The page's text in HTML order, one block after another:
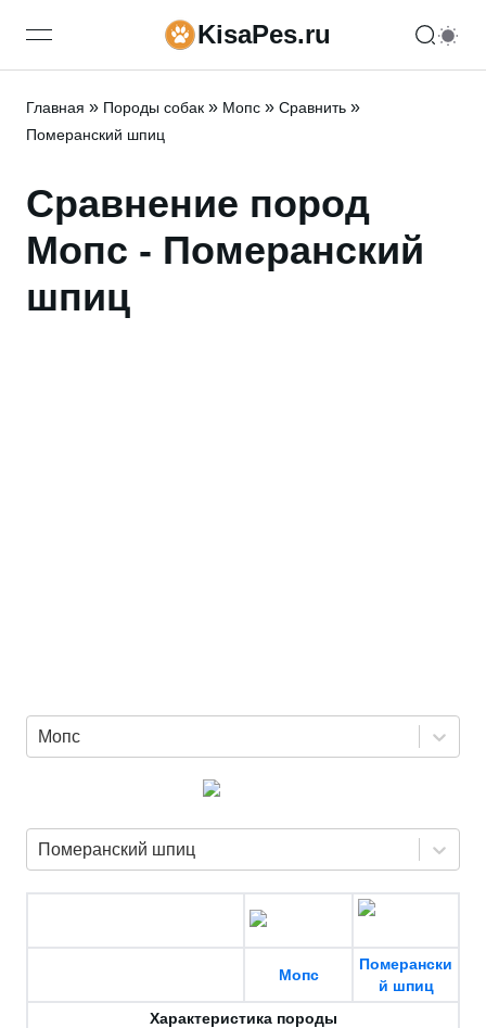
open navigation menuKisaPes.ru
Главная » Породы собак » Мопс » Сравнить »
Померанский шпиц
Сравнение пород
Мопс - Померанский
шпиц
Мопс
Померанский шпиц
Мопс
Померански
й шпиц
Характеристика породы